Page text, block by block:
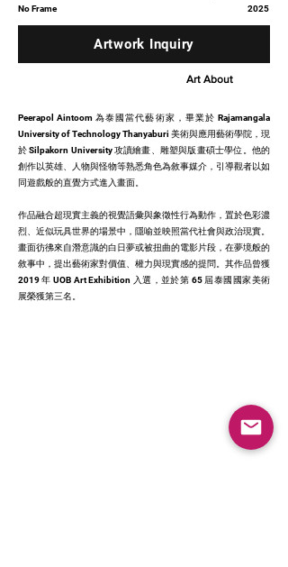
2025
No Frame
Artwork Inquiry
Art About
Peerapol Aintoom 為泰國當代藝術家，畢業於 Rajamangala
University of Technology Thanyaburi 美術與應用藝術學院，現
於 Silpakorn University 攻讀繪畫、雕塑與版畫碩士學位。他的
創作以英雄、人物與怪物等熟悉角色為敘事媒介，引導觀者以如
同遊戲般的直覺方式進入畫面。
作品融合超現實主義的視覺語彙與象徵性行為動作，置於色彩濃
烈、近似玩具世界的場景中，隱喻並映照當代社會與政治現實。
畫面彷彿來自潛意識的白日夢或被扭曲的電影片段，在夢境般的
敘事中，提出藝術家對價值、權力與現實感的提問。其作品曾獲
2019 年 UOB Art Exhibition 入選，並於第 65 屆泰國國家美術
展榮獲第三名。